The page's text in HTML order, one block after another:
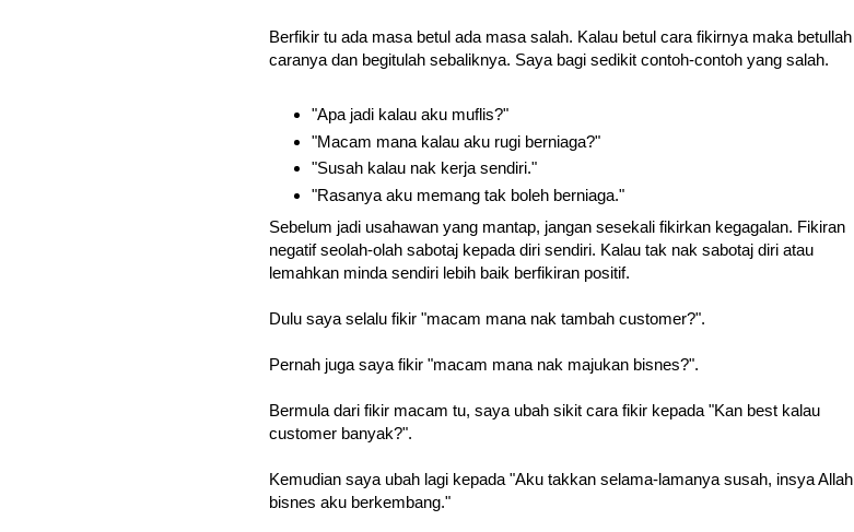
Berfikir tu ada masa betul ada masa salah. Kalau betul cara fikirnya maka betullah
caranya dan begitulah sebaliknya. Saya bagi sedikit contoh-contoh yang salah.
"Apa jadi kalau aku muflis?"
"Macam mana kalau aku rugi berniaga?"
"Susah kalau nak kerja sendiri."
"Rasanya aku memang tak boleh berniaga."
Sebelum jadi usahawan yang mantap, jangan sesekali fikirkan kegagalan. Fikiran
negatif seolah-olah sabotaj kepada diri sendiri. Kalau tak nak sabotaj diri atau
lemahkan minda sendiri lebih baik berfikiran positif.
Dulu saya selalu fikir "macam mana nak tambah customer?".
Pernah juga saya fikir "macam mana nak majukan bisnes?".
Bermula dari fikir macam tu, saya ubah sikit cara fikir kepada "Kan best kalau
customer banyak?".
Kemudian saya ubah lagi kepada "Aku takkan selama-lamanya susah, insya Allah
bisnes aku berkembang."